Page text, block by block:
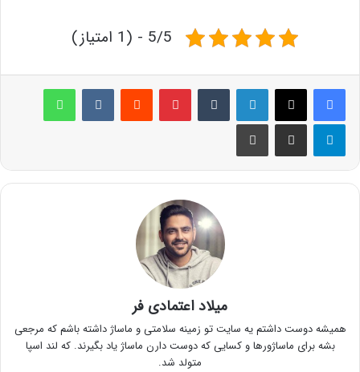
5/5 - (1 امتیاز)
لینکدین ‫تامبلر پینترست‫رددیت ‫VKontakteواتس آپ
تلگرام اشتراک گذاری از طریق ایمیل چاپ
میلاد اعتمادی فر
همیشه دوست داشتم یه سایت تو زمینه سلامتی و ماساژ داشته باشم که مرجعی
بشه برای ماساژورها و کسایی که دوست دارن ماساژ یاد بگیرند. که لند اسپا
متولد شد.